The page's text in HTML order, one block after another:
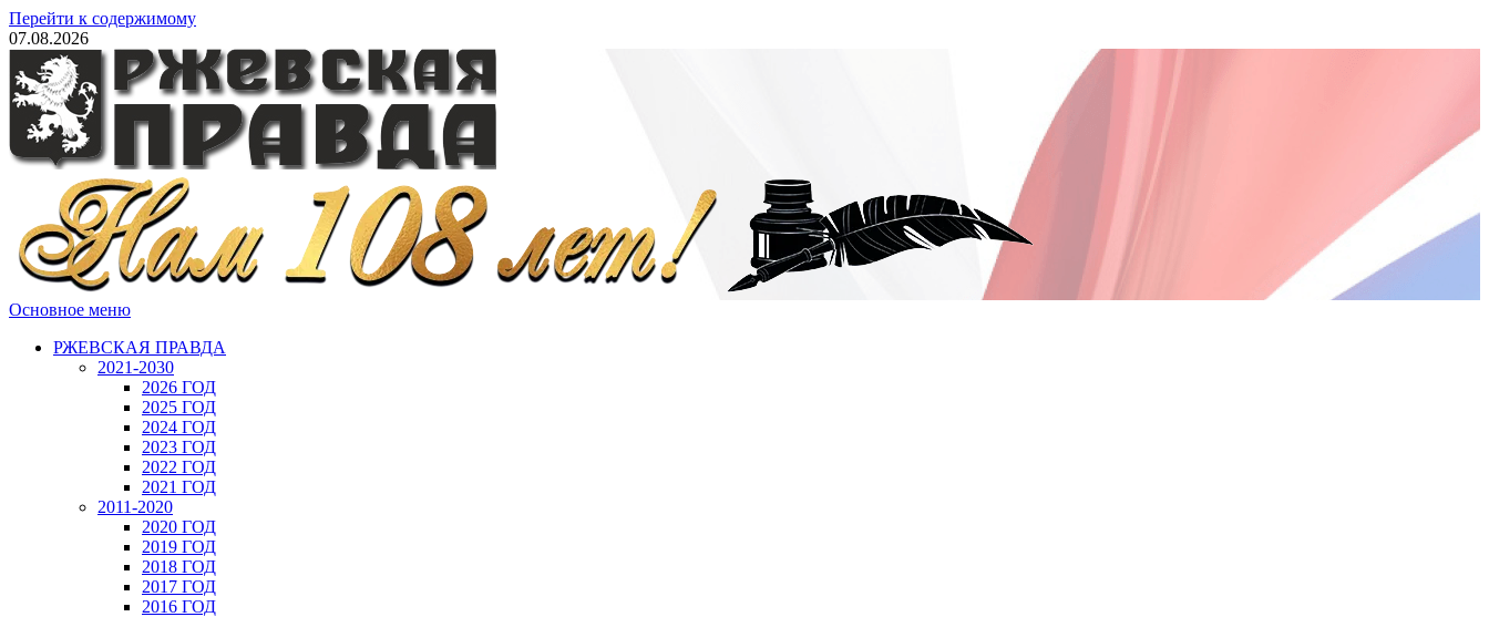
Перейти к содержимому
07.08.2026
Основное меню
РЖЕВСКАЯ ПРАВДА
2021-2030
2026 ГОД
2025 ГОД
2024 ГОД
2023 ГОД
2022 ГОД
2021 ГОД
2011-2020
2020 ГОД
2019 ГОД
2018 ГОД
2017 ГОД
2016 ГОД